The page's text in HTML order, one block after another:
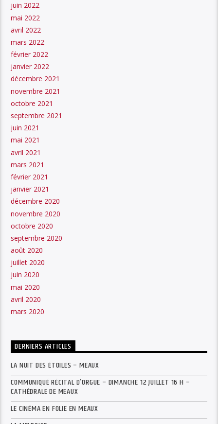
juin 2022
mai 2022
avril 2022
mars 2022
février 2022
janvier 2022
décembre 2021
novembre 2021
octobre 2021
septembre 2021
juin 2021
mai 2021
avril 2021
mars 2021
février 2021
janvier 2021
décembre 2020
novembre 2020
octobre 2020
septembre 2020
août 2020
juillet 2020
juin 2020
mai 2020
avril 2020
mars 2020
DERNIERS ARTICLES
LA NUIT DES ÉTOILES – MEAUX
COMMUNIQUÉ RÉCITAL D’ORGUE – DIMANCHE 12 JUILLET 16 H –
CATHÉDRALE DE MEAUX
LE CINÉMA EN FOLIE EN MEAUX